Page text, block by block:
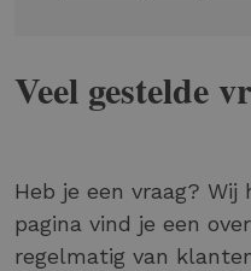
Veel gestelde
Heb je een vraag? Wij
pagina vind je een
regelmatig van